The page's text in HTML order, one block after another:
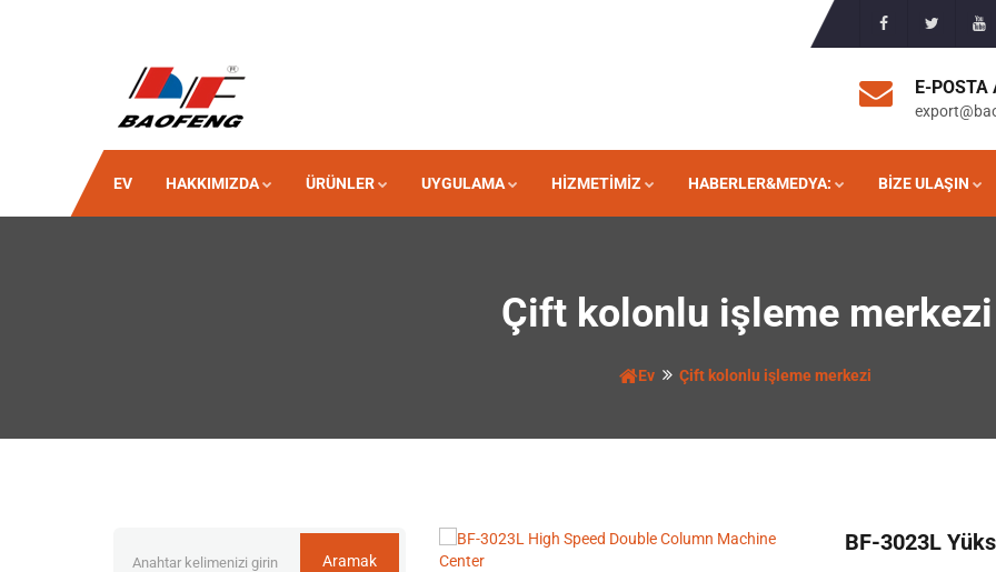
E-POSTA
EV HAKKIMIZDA ÜRÜNLER UYGULAMA HIZMETIMIZ HABERLER&MEDYA: BIZE ULAŞIN
Çift kolonlu işleme merkezi
Ev Çift kolonlu işleme merkezi
BF-3023L
Aramak